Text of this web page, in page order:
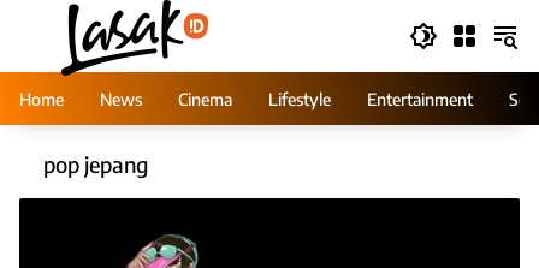
Home
News Cinema Lifestyle Entertainment
pop jepang